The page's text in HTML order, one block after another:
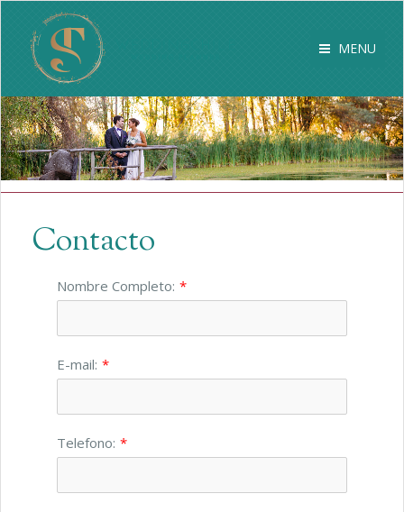
MENU
Contacto
Nombre Completo: *
E-mail: *
Telefono: *